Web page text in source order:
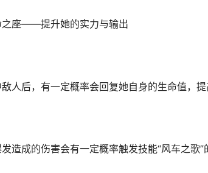
之座——提升她的实力与输出
人后，有一定概率会回复她自身的生命值，提
造成的伤害会有一定概率触发技能“风车之歌”